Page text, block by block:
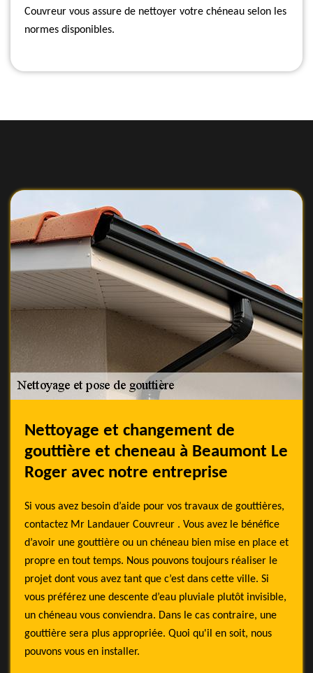
Couvreur vous assure de nettoyer votre chéneau selon les
normes disponibles.
Nettoyage et changement de
gouttière et cheneau à Beaumont Le
Roger avec notre entreprise
Si vous avez besoin d’aide pour vos travaux de gouttières,
contactez Mr Landauer Couvreur . Vous avez le bénéfice
d’avoir une gouttière ou un chéneau bien mise en place et
propre en tout temps. Nous pouvons toujours réaliser le
projet dont vous avez tant que c’est dans cette ville. Si
vous préférez une descente d’eau pluviale plutôt invisible,
un chéneau vous conviendra. Dans le cas contraire, une
gouttière sera plus appropriée. Quoi qu'il en soit, nous
pouvons vous en installer.